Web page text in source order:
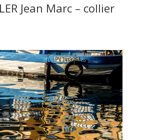
Jean Marc – collier